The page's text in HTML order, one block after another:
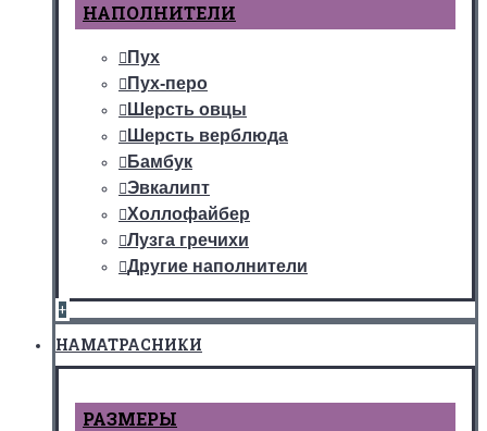
НАПОЛНИТЕЛИ
Пух
Пух-перо
Шерсть овцы
Шерсть верблюда
Бамбук
Эвкалипт
Холлофайбер
Лузга гречихи
Другие наполнители
+
НАМАТРАСНИКИ
РАЗМЕРЫ